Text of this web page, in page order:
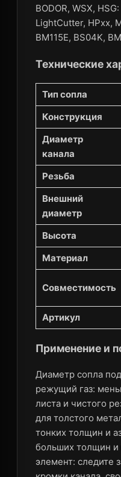
BODOR, WSX,
LightCutter, HPxx,
BM115E, BS04K,
Технические
Тип сопла
Конструкция
Диаметр
канала
Резьба
Внешний
диаметр
Высота
Материал
Совместимость
Артикул
Применение и
Диаметр сопла
режущий газ:
листа и чистого
для толстого
тонких толщин и
больших толщин
элемент: следите